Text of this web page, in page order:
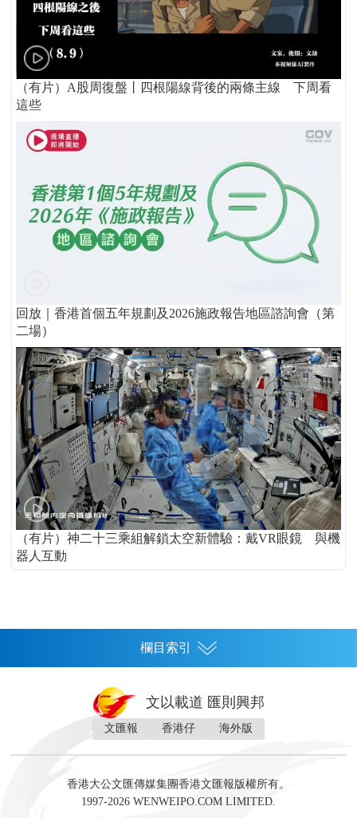
（有片）A股周復盤丨四根陽線背後的兩條主線 下周看
這些
回放｜香港首個五年規劃及2026施政報告地區諮詢會（第
二場）
（有片）神二十三乘組解鎖太空新體驗：戴VR眼鏡 與機
器人互動
欄目索引
灣區人
財經 地產 投資 財評 數字經濟
文以載道 匯則興邦
文匯報 香港仔 海外版
香港大公文匯傳媒集團香港文匯報版權所有。
1997-2026 WENWEIPO.COM LIMITED.